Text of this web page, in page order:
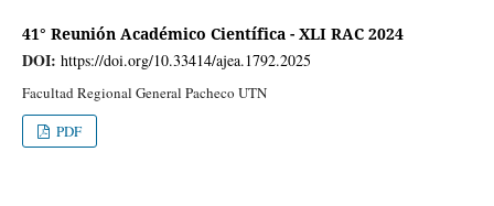
41° Reunión Académico Científica - XLI RAC 2024
DOI: https://doi.org/10.33414/ajea.1792.2025
Facultad Regional General Pacheco UTN
PDF